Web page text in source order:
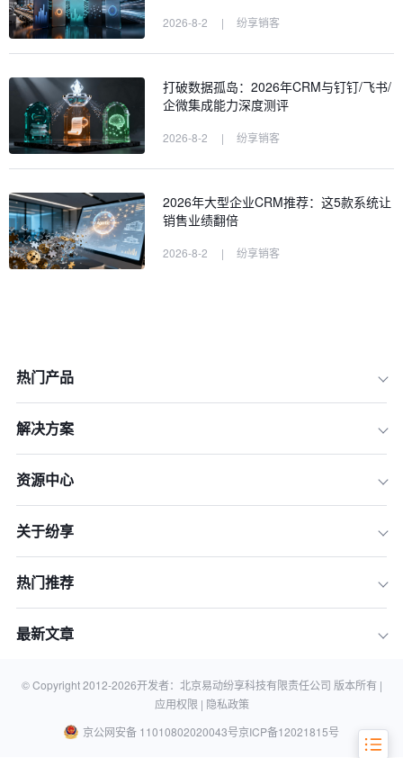
二、体验优化：从“复杂工具”到“无感助
三、数据治理：从“区域孤岛”到“全球一
擎”
养成”
CRM高级运维常见问题 (FAQ)
2026-8-2 | 纷享销客
打破数据孤岛：2026年CRM与钉钉/飞书/
企微集成能力深度测评
2026-8-2 | 纷享销客
2026年大型企业CRM推荐：这5款系统让
销售业绩翻倍
2026-8-2 | 纷享销客
热门产品
解决方案
资源中心
关于纷享
热门推荐
最新文章
© Copyright 2012-2026开发者：北京易动纷享科技有限责任公司 版本所有 |
应用权限 | 隐私政策
京公网安备 11010802020043号京ICP备12021815号